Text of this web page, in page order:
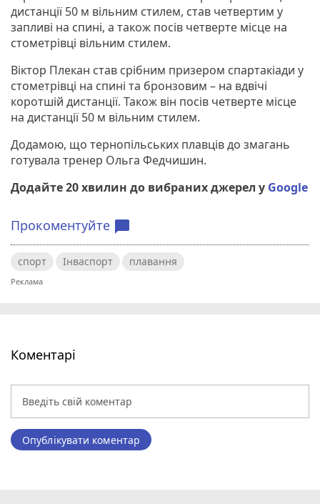
дистанції 50 м вільним стилем, став четвертим у
запливі на спині, а також посів четверте місце на
стометрівці вільним стилем.
Віктор Плекан став срібним призером спартакіади у
стометрівці на спині та бронзовим – на вдвічі
коротшій дистанції. Також він посів четверте місце
на дистанції 50 м вільним стилем.
Додамою, що тернопільських плавців до змагань
готувала тренер Ольга Федчишин.
Додайте 20 хвилин до вибраних джерел у Google
Прокоментуйте chat_bubble
спорт Інваспорт плавання
Коментарі
Опублікувати коментар